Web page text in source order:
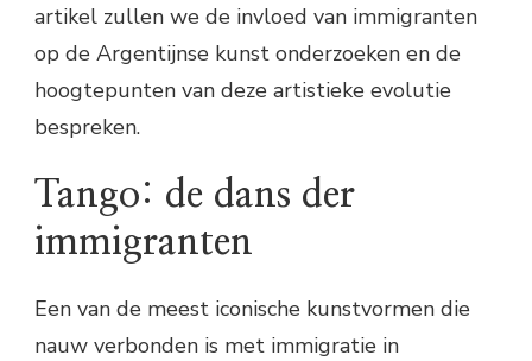
artikel zullen we de invloed van immigranten
op de Argentijnse kunst onderzoeken en de
hoogtepunten van deze artistieke evolutie
bespreken.
Tango: de dans der
immigranten
Een van de meest iconische kunstvormen die
nauw verbonden is met immigratie in